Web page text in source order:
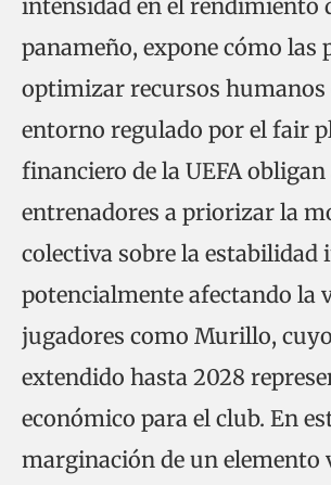
intensidad en el rendimiento
panameño, expone cómo las
optimizar recursos humanos
entorno regulado por el fair
financiero de la UEFA obligan
entrenadores a priorizar la
colectiva sobre la estabilidad
potencialmente afectando la
jugadores como Murillo,
extendido hasta 2028
económico para el club. En
marginación de un elemento